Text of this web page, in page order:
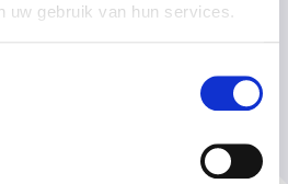
uw gebruik van hun services.